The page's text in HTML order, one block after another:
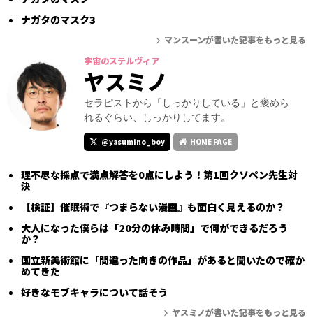
ナガタのマスク3
マンスーンが書いた記事をもっと見る
宇宙のステルヴィア
ヤスミノ
セラピストから「しっかりしている」と褒めら
れるぐらい、しっかりしてます。
@yasumino_boy HOME PAGE
理不尽な採点で満点解答を0点にしよう！第1回クソペン先生対
決
【検証】催眠術で『つまらない漫画』も面白く見えるのか？
大人になった僕らは「20分の休み時間」で何ができるだろう
か？
国立新美術館に「間違った向きの作品」があると聞いたので確か
めてきた
好きなモブキャラについて話そう
ヤスミノが書いた記事をもっと見る